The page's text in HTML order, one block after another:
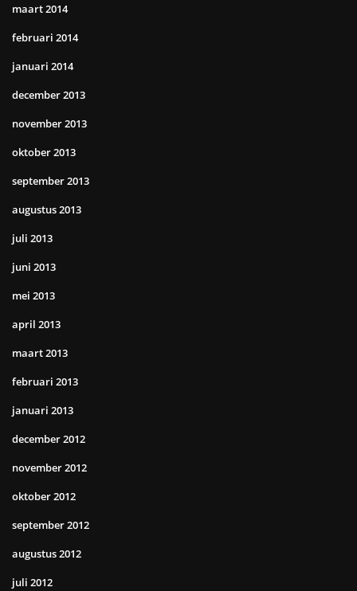
maart 2014
februari 2014
januari 2014
december 2013
november 2013
oktober 2013
september 2013
augustus 2013
juli 2013
juni 2013
mei 2013
april 2013
maart 2013
februari 2013
januari 2013
december 2012
november 2012
oktober 2012
september 2012
augustus 2012
juli 2012